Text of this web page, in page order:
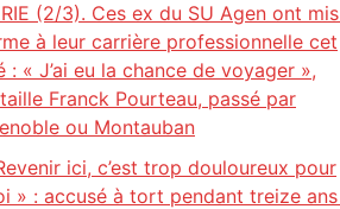
(2/3). Ces ex du SU Agen ont
à leur carrière professionnelle cet
: « J’ai eu la chance de voyager »,
Franck Pourteau, passé par
ou Montauban
ici, c’est trop douloureux pour
» : accusé à tort pendant treize